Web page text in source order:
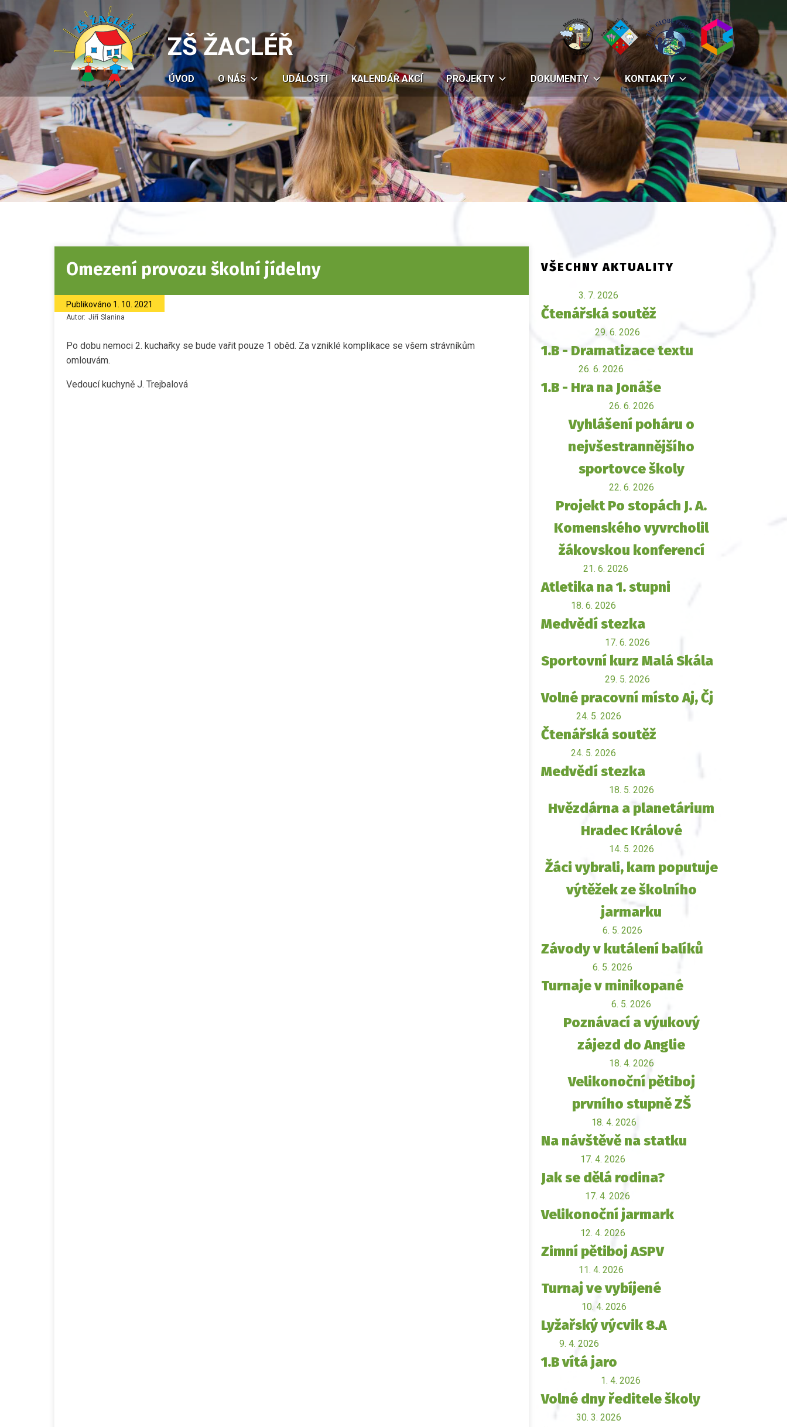
ZŠ ŽACLÉŘ
ÚVOD O NÁS UDÁLOSTI KALENDÁŘ AKCÍ PROJEKTY DOKUMENTY KONTAKTY
Omezení provozu školní jídelny
Publikováno 1. 10. 2021
Autor: Jiří Slanina
Po dobu nemoci 2. kuchařky se bude vařit pouze 1 oběd. Za vzniklé komplikace se všem strávníkům
omlouvám.
Vedoucí kuchyně J. Trejbalová
VŠECHNY AKTUALITY
3. 7. 2026
Čtenářská soutěž
29. 6. 2026
1.B - Dramatizace textu
26. 6. 2026
1.B - Hra na Jonáše
26. 6. 2026
Vyhlášení poháru o
nejvšestrannějšího
sportovce školy
22. 6. 2026
Projekt Po stopách J. A.
Komenského vyvrcholil
žákovskou konferencí
21. 6. 2026
Atletika na 1. stupni
18. 6. 2026
Medvědí stezka
17. 6. 2026
Sportovní kurz Malá Skála
29. 5. 2026
Volné pracovní místo Aj, Čj
24. 5. 2026
Čtenářská soutěž
24. 5. 2026
Medvědí stezka
18. 5. 2026
Hvězdárna a planetárium
Hradec Králové
14. 5. 2026
Žáci vybrali, kam poputuje
výtěžek ze školního
jarmarku
6. 5. 2026
Závody v kutálení balíků
6. 5. 2026
Turnaje v minikopané
6. 5. 2026
Poznávací a výukový
zájezd do Anglie
18. 4. 2026
Velikonoční pětiboj
prvního stupně ZŠ
18. 4. 2026
Na návštěvě na statku
17. 4. 2026
Jak se dělá rodina?
17. 4. 2026
Velikonoční jarmark
12. 4. 2026
Zimní pětiboj ASPV
11. 4. 2026
Turnaj ve vybíjené
10. 4. 2026
Lyžařský výcvik 8.A
9. 4. 2026
1.B vítá jaro
1. 4. 2026
Volné dny ředitele školy
30. 3. 2026